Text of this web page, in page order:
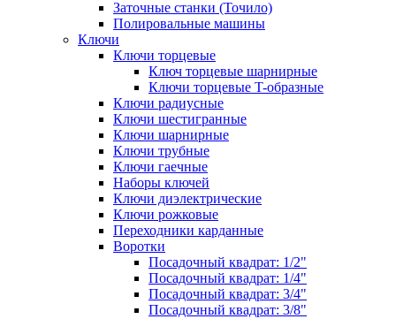
Заточные станки (Точило)
Полировальные машины
Ключи
Ключи торцевые
Ключ торцевые шарнирные
Ключи торцевые T-образные
Ключи радиусные
Ключи шестигранные
Ключи шарнирные
Ключи трубные
Ключи гаечные
Наборы ключей
Ключи диэлектрические
Ключи рожковые
Переходники карданные
Воротки
Посадочный квадрат: 1/2"
Посадочный квадрат: 1/4"
Посадочный квадрат: 3/4"
Посадочный квадрат: 3/8"